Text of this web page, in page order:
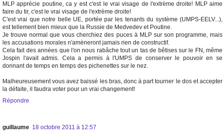
MLP apprécie poutine, ca y est c'est le vrai visage de l'extrème droite! MLP aime
faire du tir, c'est le vrai visage de l'extrème droite!
C'est vrai que notre belle UE, portée par les tenants du système (UMPS-EELV...),
est tellement bien mieux que la Russie de Medvedev et Poutine.
Je trouve normal que vous cherchiez des puces à MLP sur son programme, mais
les accusations morales n'amèneront jamais rien de constructif.
Cela fait des années que l'on nous rabâche tout un tas de bêtises sur le FN, même
Jospin l'avait admis. Cela a permis à l'UMPS de conserver le pouvoir en se
donnant de temps en temps des pichenettes sur le nez.
Malheureusement vous avez baissé les bras, donc à part tourner le dos et accepter
la défaite, il faudra voter pour un vrai changement!
Répondre
guillaume 18 octobre 2011 à 12:57